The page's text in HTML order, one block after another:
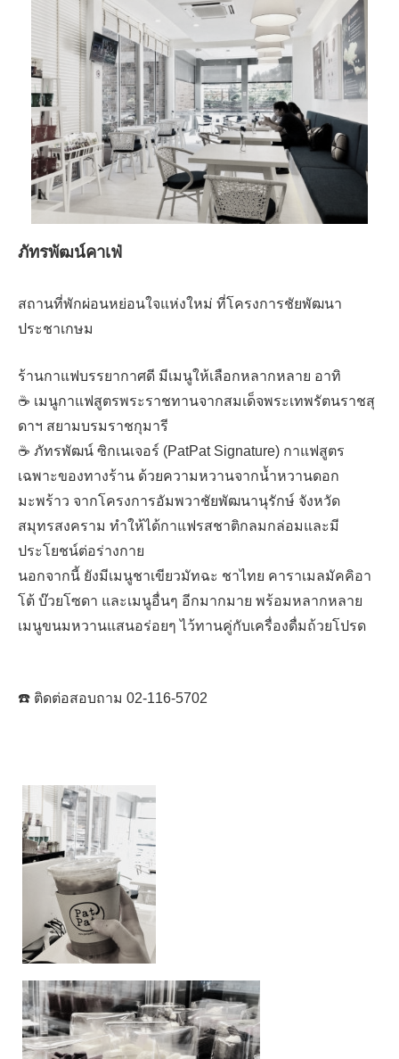
ภัทรพัฒน์คาเฟ่
สถานที่พักผ่อนหย่อนใจแห่งใหม่ ที่โครงการชัยพัฒนา
ประชาเกษม
ร้านกาแฟบรรยากาศดี มีเมนูให้เลือกหลากหลาย อาทิ
☕ เมนูกาแฟสูตรพระราชทานจากสมเด็จพระเทพรัตนราชสุ
ดาฯ สยามบรมราชกุมารี
☕ ภัทรพัฒน์ ซิกเนเจอร์ (PatPat Signature) กาแฟสูตร
เฉพาะของทางร้าน ด้วยความหวานจากน้ำหวานดอก
มะพร้าว จากโครงการอัมพวาชัยพัฒนานุรักษ์ จังหวัด
สมุทรสงคราม ทำให้ได้กาแฟรสชาติกลมกล่อมและมี
ประโยชน์ต่อร่างกาย
นอกจากนี้ ยังมีเมนูชาเขียวมัทฉะ ชาไทย คาราเมลมัคคิอา
โต้ บ๊วยโซดา และเมนูอื่นๆ อีกมากมาย พร้อมหลากหลาย
เมนูขนมหวานแสนอร่อยๆ ไว้ทานคู่กับเครื่องดื่มถ้วยโปรด
☎️ ติดต่อสอบถาม 02-116-5702